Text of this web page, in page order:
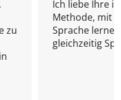
zu
Ich liebe Ihre
Methode, mit
Sprache
gleichzeitig